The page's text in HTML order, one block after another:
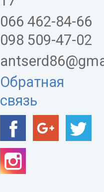
066 462-84-66
098 509-47-02
Обратная
связь